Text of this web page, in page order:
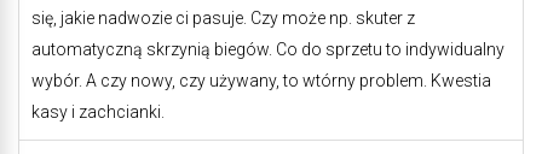
się, jakie nadwozie ci pasuje. Czy może np. skuter z
automatyczną skrzynią biegów. Co do sprzetu to indywidualny
wybór. A czy nowy, czy używany, to wtórny problem. Kwestia
kasy i zachcianki.